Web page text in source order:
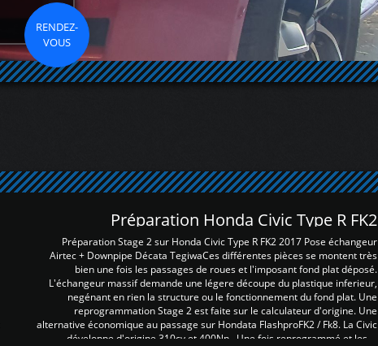
RENDEZ-
VOUS
Préparation Honda Civic Type R FK2
Préparation Stage 2 sur Honda Civic Type R FK2 2017 Pose échangeur
Airtec + Downpipe Décata TegiwaCes différentes pièces se montent très
bien une fois les passages de roues et l'imposant fond plat déposé.
L'échangeur massif demande une légere découpe du plastique inferieur,
negénant en rien la structure ou le fonctionnement du fond plat. Une
reprogrammation Stage 2 est faite sur le calculateur d'origine. Une
alternative économique au passage sur Hondata FlashproFK2 / Fk8. La Civic
développe d'origine 310cv et 400Nn , Une fois reprogrammé et les ...